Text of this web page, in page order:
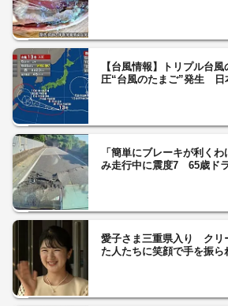
【台風情報】トリプル台
圧“台風のたまご”発生 日
「簡単にブレーキが利く
み走行中に震度7 65歳ド
愛子さま三重県入り クリ
た人たちに笑顔で手を振